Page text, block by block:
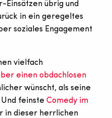
Einsätzen übrig und
in ein geregeltes
soziales Engagement
vielfach
einen obdachlosen
wünscht, als seine
Und feinste Comedy im
in dieser herrlichen